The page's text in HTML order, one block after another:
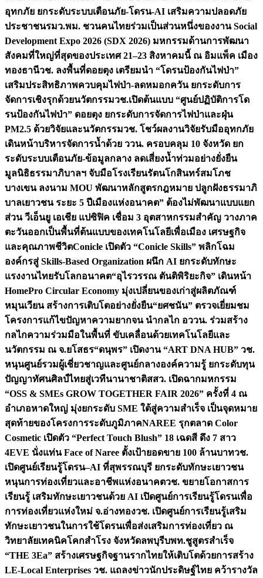
อุทกภัย ยกระดับระบบเตือนภัย-โดรน-AI เสริมความปลอดภัย
ประชาชนรมว.พม. ชวนคนไทยร่วมเป็นส่วนหนึ่งของงาน Social
Development Expo 2026 (SDX 2026) มหกรรมด้านการพัฒนา
สังคมที่ใหญ่ที่สุดของประเทศ 21–23 สิงหาคมนี้ ณ อิมแพ็ค เมือง
ทองธานีวช. ลงพื้นที่ดอยตุง เตรียมนำ “โดรนป้องกันไฟป่า”
เสริมประสิทธิภาพควบคุมไฟป่า-ลดหมอกควัน ยกระดับการ
จัดการเชิงรุกด้วยนวัตกรรมวช.เปิดต้นแบบ “ศูนย์ปฏิบัติการโด
รนป้องกันไฟป่า” ดอยตุง ยกระดับการจัดการไฟป่าและฝุ่น
PM2.5 ด้วยวิจัยและนวัตกรรมวช. โชว์ผลงานวิจัยรับมืออุทกภัย
เดินหน้าบริหารจัดการน้ำด้วย ววน. ครอบคลุม 10 จังหวัด ยก
ระดับระบบเตือนภัย-ข้อมูลกลาง ลดเสี่ยงน้ำท่วมอย่างยั่งยืน
มูลนิธิธรรมาภิบาลฯ จับมือโรงเรียนรัตนโกสินทร์สมโภช
บางเขน ลงนาม MOU พัฒนาหลักสูตรกฎหมาย ปลูกฝังธรรมาภิ
บาลเยาวชน ระยะ 5 ปีเมืองแห่งอนาคต” ต้องไม่พัฒนาแบบแยก
ส่วน วีเอ็นยู เอเชีย แปซิฟิค เชื่อม 3 อุตสาหกรรมสำคัญ วางภาค
ตะวันออกเป็นพื้นที่ต้นแบบของเทคโนโลยีเพื่อเมือง เศรษฐกิจ
และคุณภาพชีวิตConicle เปิดตัว “Conicle Skills” พลิกโฉม
องค์กรสู่ Skills-Based Organization ผนึก AI ยกระดับทักษะ
แรงงานไทยรับโลกอนาคต“อุไรวรรณ ตันติพิริยะกิจ” เดินหน้า
HomePro Circular Economy มุ่งเปลี่ยนของเก่าสู่ผลิตภัณฑ์
หมุนเวียน สร้างการเติบโตอย่างยั่งยืน“ยศชนัน” ตรวจเยี่ยมชม
โครงการแก้ไขปัญหาความยากจน นำกลไก อววน. ร่วมสร้าง
กลไกความร่วมมือในพื้นที่ ขับเคลื่อนด้วยเทคโนโลยีและ
นวัตกรรม ณ จ.ยโสธร“ดนุพร” เปิดงาน “ART DNA HUB” วช.
หนุนศูนย์รวมผู้เชี่ยวชาญและศูนย์กลางองค์ความรู้ ยกระดับทุน
ปัญญาทัศนศิลป์ไทยสู่เวทีนานาชาติสสว. เปิดฉากมหกรรม
“OSS & SMEs GROW TOGETHER FAIR 2026” ครั้งที่ 4 ณ
อำเภอหาดใหญ่ มุ่งยกระดับ SME ใต้สู่ความสำเร็จ เป็นจุดหมาย
สุดท้ายของโครงการระดับภูมิภาคNAREE รุกตลาด Color
Cosmetic เปิดตัว “Perfect Touch Blush” 18 เฉดสี ดึง 7 สาว
4EVE นั่งแท่น Face of Naree ตั้งเป้ายอดขาย 100 ล้านบาทวช.
เปิดศูนย์เรียนรู้โดรน–AI ที่สุพรรณบุรี ยกระดับทักษะเยาวชน
หนุนการท่องเที่ยวและอาชีพแห่งอนาคตวช. ขยายโอกาสการ
เรียนรู้ เสริมทักษะเยาวชนด้วย AI เปิดศูนย์การเรียนรู้โดรนเพื่อ
การท่องเที่ยวแห่งใหม่ จ.อ่างทองวช. เปิดศูนย์การเรียนรู้เสริม
ทักษะเยาวชนในการใช้โดรนเพื่อส่งเสริมการท่องเที่ยว ณ
วิทยาลัยเทคนิคโคกสำโรง จังหวัดลพบุรีบพท.ชูสูตรสำเร็จ
“THE 3Ea” สร้างเศรษฐกิจฐานรากไทยให้เติบโตด้วยการสร้าง
LE-Local Enterprises วช. แถลงข่าวนักประดิษฐ์ไทย คว้ารางวัล